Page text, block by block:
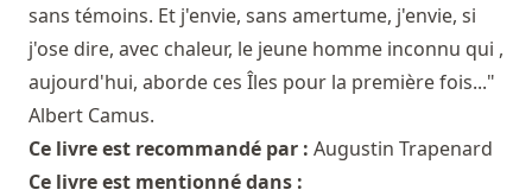
sans témoins. Et j'envie, sans amertume, j'envie, si
j'ose dire, avec chaleur, le jeune homme inconnu qui ,
aujourd'hui, aborde ces Îles pour la première fois..."
Albert Camus.
Ce livre est recommandé par : Augustin Trapenard
Ce livre est mentionné dans :